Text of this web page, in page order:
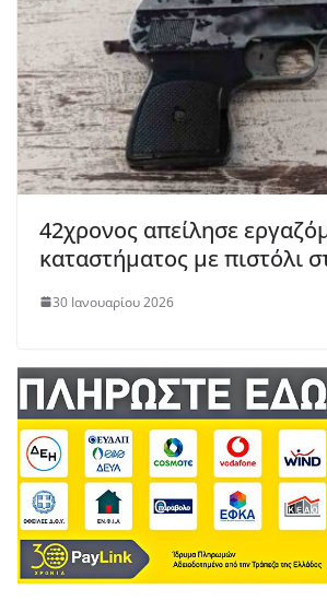
42χρονος απείλησε
καταστήματος με πιστόλι
30 Ιανουαρίου 2026